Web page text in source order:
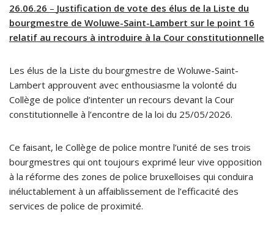
26.06.26 – Justification de vote des élus de la Liste du
bourgmestre de Woluwe-Saint-Lambert sur le point 16
relatif au recours à introduire à la Cour constitutionnelle
Les élus de la Liste du bourgmestre de Woluwe-Saint-
Lambert approuvent avec enthousiasme la volonté du
Collège de police d’intenter un recours devant la Cour
constitutionnelle à l’encontre de la loi du 25/05/2026.
Ce faisant, le Collège de police montre l’unité de ses trois
bourgmestres qui ont toujours exprimé leur vive opposition
à la réforme des zones de police bruxelloises qui conduira
inéluctablement à un affaiblissement de l’efficacité des
services de police de proximité.